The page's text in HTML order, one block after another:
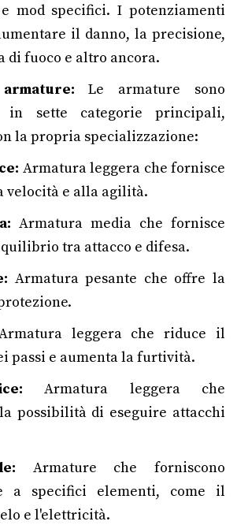
mod specifici. I potenziamenti
il danno, la precisione,
di fuoco e altro ancora.
Le armature sono
in sette categorie principali,
la propria specializzazione:
Armatura leggera che fornisce
velocità e alla agilità.
Armatura media che fornisce
tra attacco e difesa.
Armatura pesante che offre la
leggera che riduce il
passi e aumenta la furtività.
Armatura leggera che
possibilità di eseguire attacchi
Armature che forniscono
a specifici elementi, come il
e l'elettricità.